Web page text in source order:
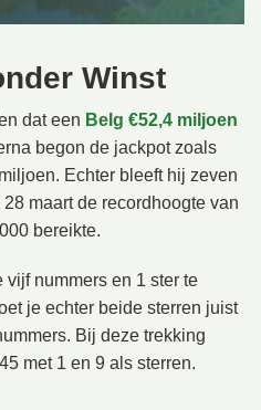
Winst
dat een Belg €52,4 miljoen
begon de jackpot zoals
Echter bleeft hij zeven
maart de recordhoogte van
bereikte.
nummers en 1 ster te
je echter beide sterren juist
Bij deze trekking
met 1 en 9 als sterren.